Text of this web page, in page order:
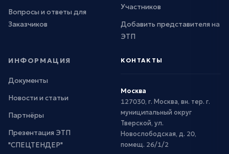
Вопросы и ответы для
Заказчиков
Участников
Добавить представителя на
ЭТП
ИНФОРМАЦИЯ
Документы
Новости и статьи
Партнёры
Презентация ЭТП
"СПЕЦТЕНДЕР"
КОНТАКТЫ
Москва
127030, г. Москва, вн. тер. г.
муниципальный округ
Тверской, ул.
Новослободская, д. 20,
помещ. 26/1/2